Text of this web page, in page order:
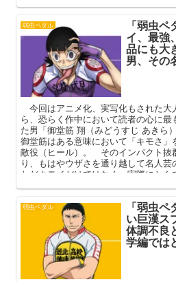
弱虫ペダル 「弱虫
イ、最強
品にも大
男、その
今回はアニメ化、実写化もされた大
ら、恐らく作中において読者の心に
た男「御堂筋 翔（みどうすじ あきら
御堂筋はある意味において「キモさ
敵役（ヒール）。 そのインパクト抜
り、もはやウザさを通り越して名人
ただキモイだけではなく、実際にとん
ります。
弱虫ペダル 「弱虫
い巨漢ス
体調不良
学編では